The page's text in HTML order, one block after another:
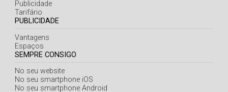
Publicidade
Tarifário
PUBLICIDADE
Vantagens
Espaços
SEMPRE CONSIGO
No seu website
No seu smartphone iOS
No seu smartphone Android